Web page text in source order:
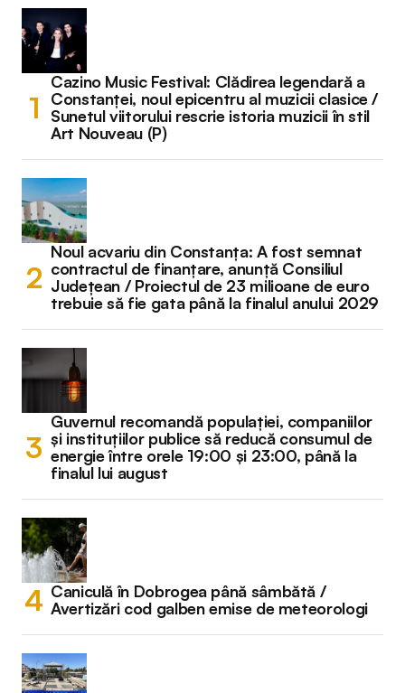
Cazino Music Festival: Clădirea legendară a
Constanței, noul epicentru al muzicii clasice /
Sunetul viitorului rescrie istoria muzicii în stil
Art Nouveau (P)
Noul acvariu din Constanța: A fost semnat
contractul de finanțare, anunță Consiliul
Județean / Proiectul de 23 milioane de euro
trebuie să fie gata până la finalul anului 2029
Guvernul recomandă populației, companiilor
și instituțiilor publice să reducă consumul de
energie între orele 19:00 și 23:00, până la
finalul lui august
Caniculă în Dobrogea până sâmbătă /
Avertizări cod galben emise de meteorologi